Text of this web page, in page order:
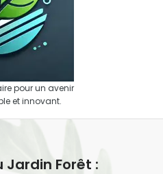
pour un avenir
et innovant.
Jardin Forêt :